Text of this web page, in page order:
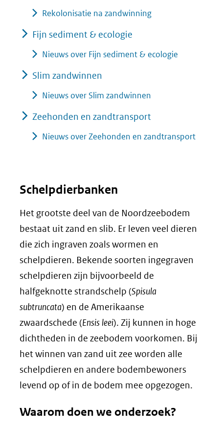
Rekolonisatie na zandwinning
Fijn sediment & ecologie
Nieuws over Fijn sediment & ecologie
Slim zandwinnen
Nieuws over Slim zandwinnen
Zeehonden en zandtransport
Nieuws over Zeehonden en zandtransport
Schelpdierbanken
Het grootste deel van de Noordzeebodem
bestaat uit zand en slib. Er leven veel dieren
die zich ingraven zoals wormen en
schelpdieren. Bekende soorten ingegraven
schelpdieren zijn bijvoorbeeld de
halfgeknotte strandschelp (Spisula
subtruncata) en de Amerikaanse
zwaardschede (Ensis leei). Zij kunnen in hoge
dichtheden in de zeebodem voorkomen. Bij
het winnen van zand uit zee worden alle
schelpdieren en andere bodembewoners
levend op of in de bodem mee opgezogen.
Waarom doen we onderzoek?